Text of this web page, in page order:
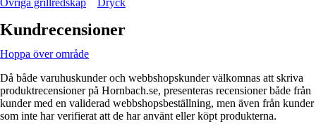
Övriga grillredskap Dryck
Kundrecensioner
Hoppa över område
Då både varuhuskunder och webbshopskunder välkomnas att skriva
produktrecensioner på Hornbach.se, presenteras recensioner både från
kunder med en validerad webbshopsbeställning, men även från kunder
som inte har verifierat att de har använt eller köpt produkterna.